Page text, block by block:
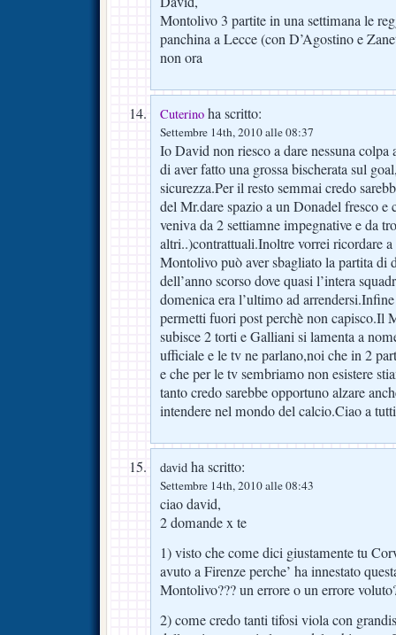
Montolivo 3 partite in una settimana le
panchina a Lecce (con D’Agostino e
non ora
Cuterino ha scritto:
Settembre 14th, 2010 alle 08:37
Io David non riesco a dare nessuna
di aver fatto una grossa bischerata sul
sicurezza.Per il resto semmai credo
del Mr.dare spazio a un Donadel fresco e
veniva da 2 settiamne impegnative e da
altri..)contrattuali.Inoltre vorrei ricordare a
Montolivo può aver sbagliato la partita di
dell’anno scorso dove quasi l’intera
domenica era l’ultimo ad
permetti fuori post perchè non capisco.Il
subisce 2 torti e Galliani si lamenta a
ufficiale e le tv ne parlano,noi che in 2
e che per le tv sembriamo non esistere
tanto credo sarebbe opportuno alzare
intendere nel mondo del calcio.Ciao a
david ha scritto:
Settembre 14th, 2010 alle 08:43
ciao david,
2 domande x te
1) visto che come dici giustamente tu
avuto a Firenze perche’ ha innestato
Montolivo??? un errore o un errore
2) come credo tanti tifosi viola con